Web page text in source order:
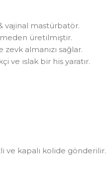
vajinal mastürbatör.
üretilmiştir.
zevk almanızı sağlar.
ve ıslak bir his yaratır.
ve kapalı kolide gönderilir.